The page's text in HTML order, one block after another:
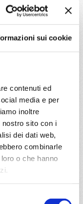
sui cookie
contenuti ed
media e per
inoltre
sito con i
dei dati web,
combinarle
o che hanno
MSC Sinfonia